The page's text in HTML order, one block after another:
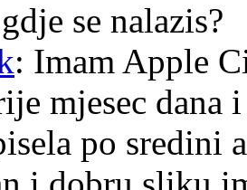
se nalazis?
: Imam Apple
mjesec dana
po sredini